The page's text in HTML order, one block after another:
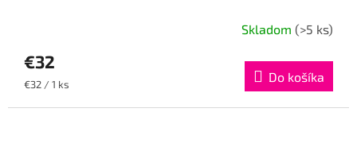
Skladom (>5 ks)
€32
Jednotková
€32 / 1 ks Do košíka